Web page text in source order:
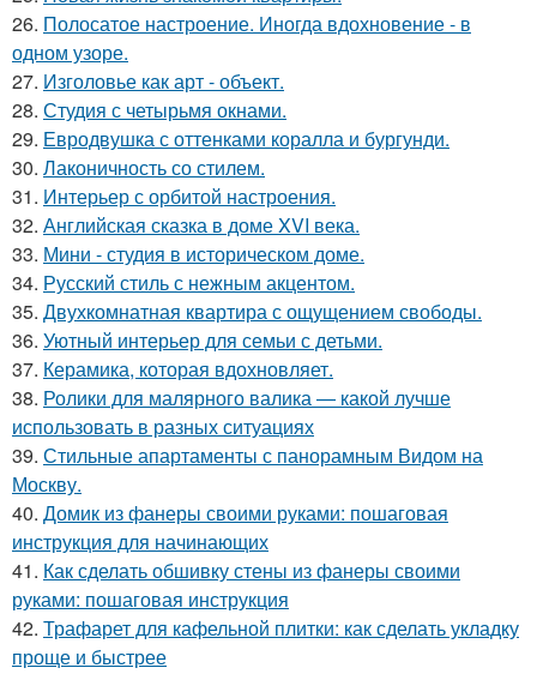
26. Полосатое настроение. Иногда вдохновение - в
одном узоре.
27. Изголовье как арт - объект.
28. Студия с четырьмя окнами.
29. Евродвушка с оттенками коралла и бургунди.
30. Лаконичность со стилем.
31. Интерьер с орбитой настроения.
32. Английская сказка в доме XVI века.
33. Мини - студия в историческом доме.
34. Русский стиль с нежным акцентом.
35. Двухкомнатная квартира с ощущением свободы.
36. Уютный интерьер для семьи с детьми.
37. Керамика, которая вдохновляет.
38. Ролики для малярного валика — какой лучше
использовать в разных ситуациях
39. Стильные апартаменты с панорамным Видом на
Москву.
40. Домик из фанеры своими руками: пошаговая
инструкция для начинающих
41. Как сделать обшивку стены из фанеры своими
руками: пошаговая инструкция
42. Трафарет для кафельной плитки: как сделать укладку
проще и быстрее